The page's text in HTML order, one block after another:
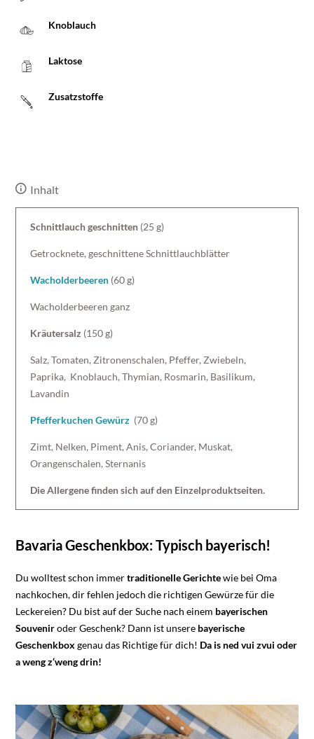
Bavaria Geschenkbox: Typisch bayerisch!
Du wolltest schon immertraditionelle Gerichtewie bei Oma
nachkochen, dir fehlen jedoch die richtigen Gewürze für die
Leckereien? Du bist auf der Suche nach einem bayerischen
Souveniroder Geschenk? Dann ist unsere bayerische
Geschenkbox genau das Richtige für dich! Da is ned vui zvui oder
a weng z‘weng drin!
Knoblauch
Laktose
Zusatzstoffe
Inhalt
Schnittlauch geschnitten (25 g)
Getrocknete, geschnittene Schnittlauchblätter
Wacholderbeeren (60 g)
Wacholderbeeren ganz
Kräutersalz (150 g)
Salz, Tomaten, Zitronenschalen, Pfeffer, Zwiebeln,
Paprika, Knoblauch, Thymian, Rosmarin, Basilikum,
Lavandin
Pfefferkuchen Gewürz (70 g)
Zimt, Nelken, Piment, Anis, Coriander, Muskat,
Orangenschalen, Sternanis
Die Allergene finden sich auf den Einzelproduktseiten.